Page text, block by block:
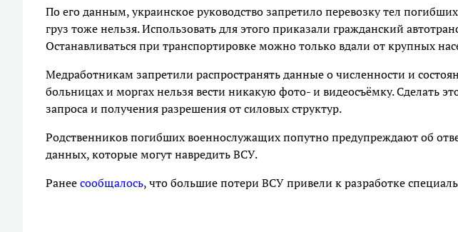
По его данным, украинское руководство запретило перевозку тел
груз тоже нельзя. Использовать для этого приказали гражданский
Останавливаться при транспортировке можно только вдали от крупных
Медработникам запретили распространять данные о численности и
больницах и моргах нельзя вести никакую фото- и видеосъёмку. Сделать
запроса и получения разрешения от силовых структур.
Родственников погибших военнослужащих попутно предупреждают об
данных, которые могут навредить ВСУ.
Ранеесообщалось, что большие потери ВСУ привели к разработке